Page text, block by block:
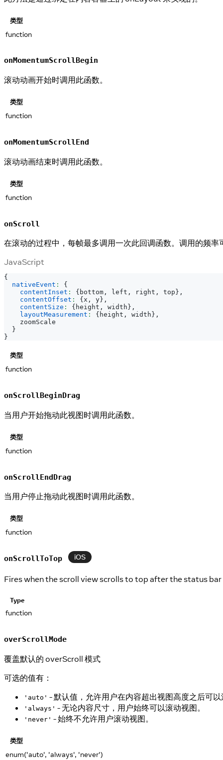
类型
function
onMomentumScrollBegin
滚动动画开始时调用此函数。
类型
function
onMomentumScrollEnd
滚动动画结束时调用此函数。
类型
function
onScroll
在滚动的过程中，每帧最多调用一次此回调函数。调用的频率
JavaScript
{
nativeEvent :
{
contentInset : { bottom , left , right , top } ,
contentOffset : { x , y } ,
contentSize : { height , width } ,
layoutMeasurement : { height , width } ,
    zoomScale
}
}
类型
function
onScrollBeginDrag
当用户开始拖动此视图时调用此函数。
类型
function
onScrollEndDrag
当用户停止拖动此视图时调用此函数。
类型
function
onScrollToTop iOS
Fires when the scroll view scrolls to top after the status
Type
function
overScrollMode
覆盖默认的 overScroll 模式
可选的值有：
'auto' - 默认值，允许用户在内容超出视图高度之后可
'always' - 无论内容尺寸，用户始终可以滚动视图。
'never' - 始终不允许用户滚动视图。
类型
enum('auto', 'always', 'never')